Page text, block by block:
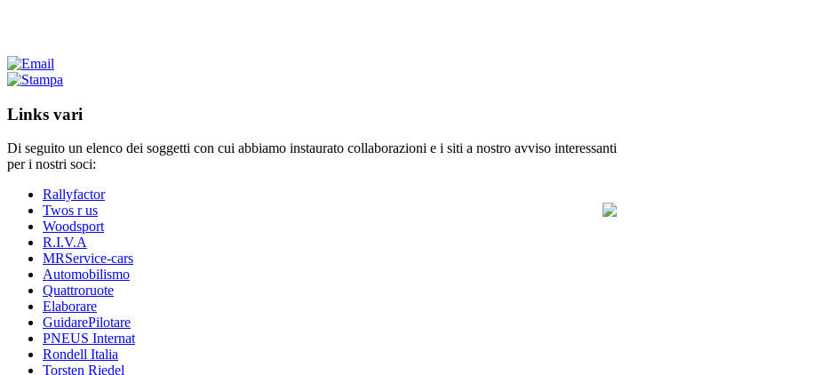
Links vari
Di seguito un elenco dei soggetti con cui abbiamo instaurato collaborazioni e i siti a nostro avviso interessanti
per i nostri soci:
Rallyfactor
Twos r us
Woodsport
R.I.V.A
MRService-cars
Automobilismo
Quattroruote
Elaborare
GuidarePilotare
PNEUS Internat
Rondell Italia
Torsten Riedel